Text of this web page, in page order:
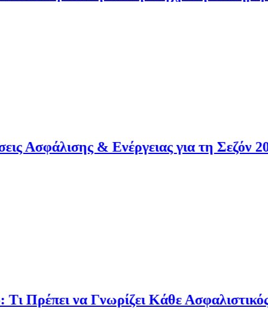
& Ενέργειας για τη Σεζόν 2026
να Γνωρίζει Κάθε Ασφαλιστικός